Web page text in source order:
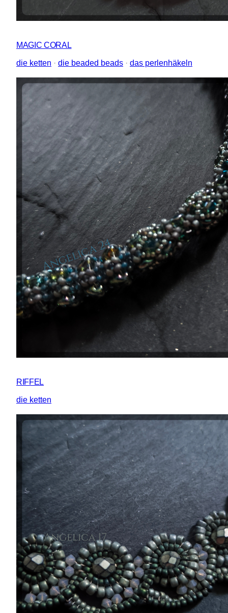
MAGIC CORAL
die ketten · die beaded beads · das perlenhäkeln
RIFFEL
die ketten